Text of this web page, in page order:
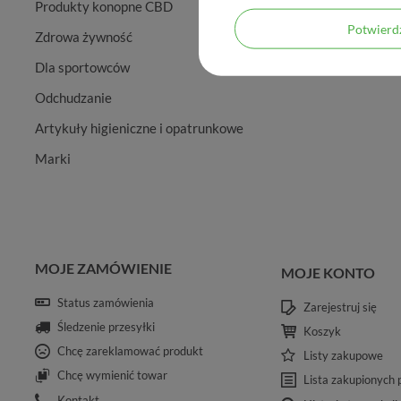
Produkty konopne CBD
Zdrowa żywność
Dla sportowców
Odchudzanie
Artykuły higieniczne i opatrunkowe
Marki
MOJE ZAMÓWIENIE
Status zamówienia
Śledzenie przesyłki
Chcę zareklamować produkt
Chcę wymienić towar
MOJE KONTO
Zarejestruj się
Koszyk
Listy zakupowe
Lista zakupionych